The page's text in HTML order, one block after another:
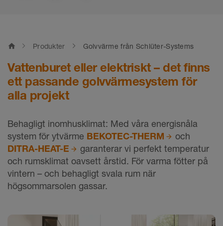
home Produkter Golvvärme från Schlüter-Systems
Vattenburet eller elektriskt – det finns
ett passande golvvärmesystem för
alla projekt
Behagligt inomhusklimat: Med våra energisnåla
system för ytvärme BEKOTEC-THERM
och
DITRA-HEAT-E
garanterar vi perfekt temperatur
och rumsklimat oavsett årstid. För varma fötter på
vintern – och behagligt svala rum när
högsommarsolen gassar.